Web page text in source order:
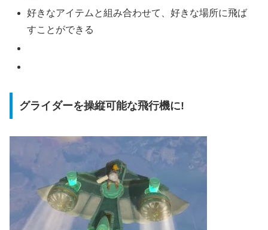
好きなアイテムと組み合わせて、好きな場所に飛ば
すことができる
グライダーを操縦可能な飛行機に!